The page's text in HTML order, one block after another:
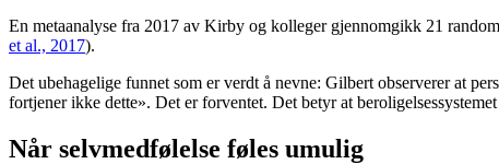
En metaanalyse fra 2017 av Kirby og kolleger gjennomgikk 21
et al., 2017).
Det ubehagelige funnet som er verdt å nevne: Gilbert observerer at
fortjener ikke dette». Det er forventet. Det betyr at
Når selvmedfølelse føles umulig